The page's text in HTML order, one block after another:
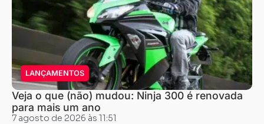
LANÇAMENTOS
Veja o que (não) mudou: Ninja 300 é renovada
para mais um ano
7 agosto de 2026 às 11:51